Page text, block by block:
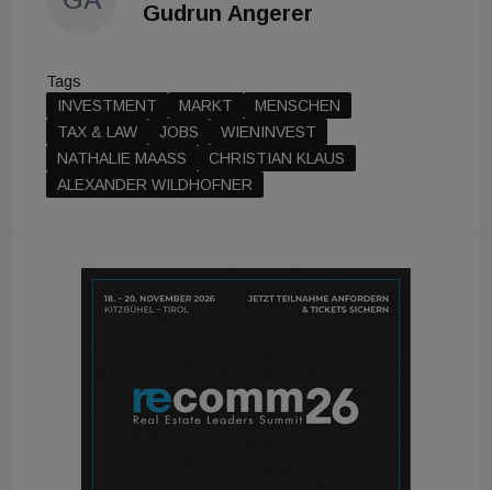
Gudrun Angerer
Tags
INVESTMENT
MARKT
MENSCHEN
TAX & LAW
JOBS
WIENINVEST
NATHALIE MAASS
CHRISTIAN KLAUS
ALEXANDER WILDHOFNER